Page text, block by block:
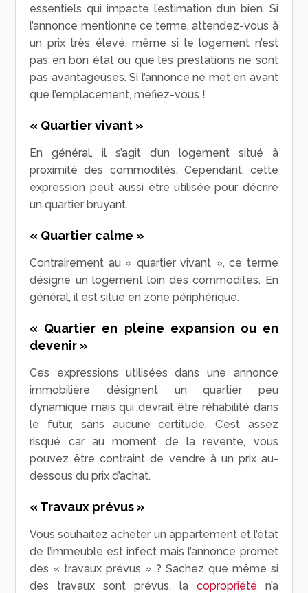
essentiels qui impacte l’estimation d’un bien. Si
l’annonce mentionne ce terme, attendez-vous à
un prix très élevé, même si le logement n’est
pas en bon état ou que les prestations ne sont
pas avantageuses. Si l’annonce ne met en avant
que l’emplacement, méfiez-vous !
« Quartier vivant »
En général, il s’agit d’un logement situé à
proximité des commodités. Cependant, cette
expression peut aussi être utilisée pour décrire
un quartier bruyant.
« Quartier calme »
Contrairement au « quartier vivant », ce terme
désigne un logement loin des commodités. En
général, il est situé en zone périphérique.
« Quartier en pleine expansion ou en
devenir »
Ces expressions utilisées dans une annonce
immobilière désignent un quartier peu
dynamique mais qui devrait être réhabilité dans
le futur, sans aucune certitude. C’est assez
risqué car au moment de la revente, vous
pouvez être contraint de vendre à un prix au-
dessous du prix d’achat.
« Travaux prévus »
Vous souhaitez acheter un appartement et l’état
de l’immeuble est infect mais l’annonce promet
des « travaux prévus » ? Sachez que même si
des travaux sont prévus, la copropriété n’a